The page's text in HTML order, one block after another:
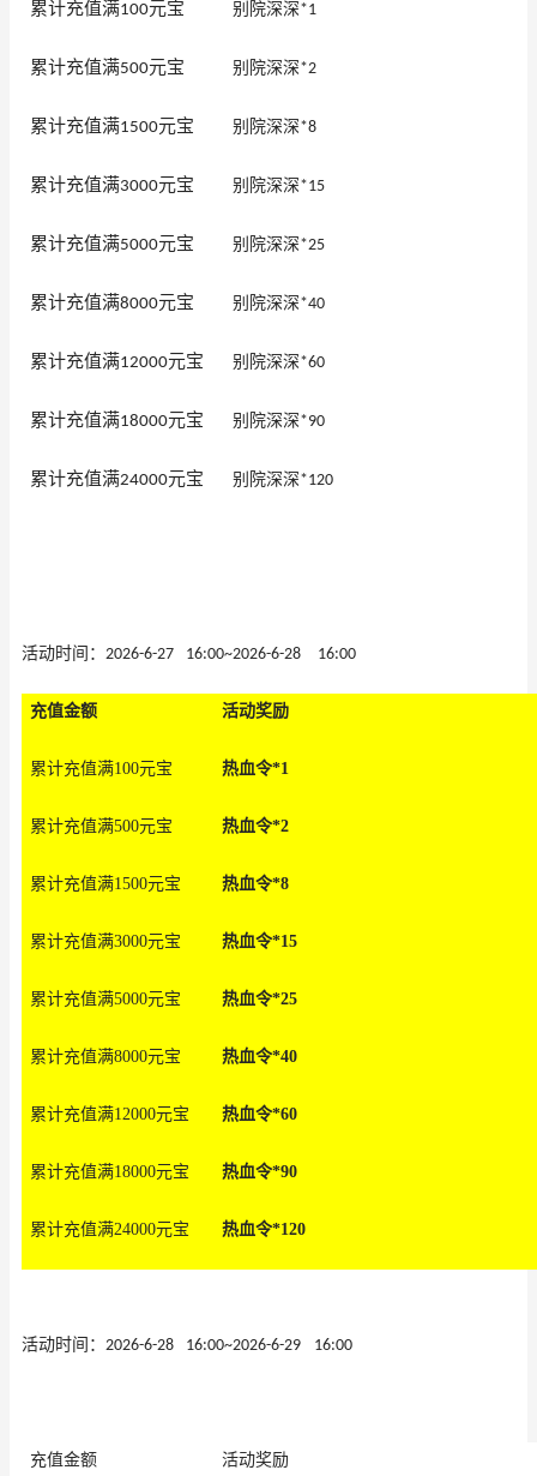
累计充值满100元宝 别院深深*1
累计充值满500元宝 别院深深*2
累计充值满1500元宝 别院深深*8
累计充值满3000元宝 别院深深*15
累计充值满5000元宝 别院深深*25
累计充值满8000元宝 别院深深*40
累计充值满12000元宝 别院深深*60
累计充值满18000元宝 别院深深*90
累计充值满24000元宝 别院深深*120
活动时间： 2026-6-27 16:00~2026-6-28 16:00
充值金额 活动奖励
累计充值满100元宝 热血令*1
累计充值满500元宝 热血令*2
累计充值满1500元宝 热血令*8
累计充值满3000元宝 热血令*15
累计充值满5000元宝 热血令*25
累计充值满8000元宝 热血令*40
累计充值满12000元宝 热血令*60
累计充值满18000元宝 热血令*90
累计充值满24000元宝 热血令*120
活动时间： 2026-6-28 16:00~2026-6-29 16:00
充值金额 活动奖励